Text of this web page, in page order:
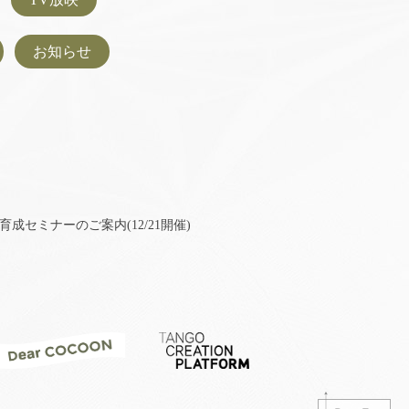
お知らせ
成セミナーのご案内(12/21開催)